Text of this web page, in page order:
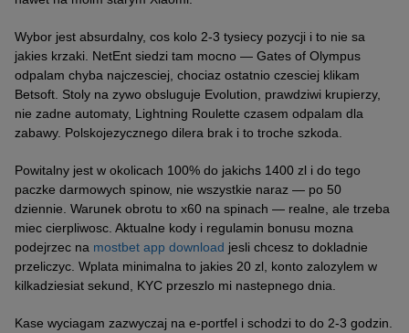
Wybor jest absurdalny, cos kolo 2-3 tysiecy pozycji i to nie sa
jakies krzaki. NetEnt siedzi tam mocno — Gates of Olympus
odpalam chyba najczesciej, chociaz ostatnio czesciej klikam
Betsoft. Stoly na zywo obsluguje Evolution, prawdziwi krupierzy,
nie zadne automaty, Lightning Roulette czasem odpalam dla
zabawy. Polskojezycznego dilera brak i to troche szkoda.
Powitalny jest w okolicach 100% do jakichs 1400 zl i do tego
paczke darmowych spinow, nie wszystkie naraz — po 50
dziennie. Warunek obrotu to x60 na spinach — realne, ale trzeba
miec cierpliwosc. Aktualne kody i regulamin bonusu mozna
podejrzec na mostbet app download jesli chcesz to dokladnie
przeliczyc. Wplata minimalna to jakies 20 zl, konto zalozylem w
kilkadziesiat sekund, KYC przeszlo mi nastepnego dnia.
Kase wyciagam zazwyczaj na e-portfel i schodzi to do 2-3 godzin.